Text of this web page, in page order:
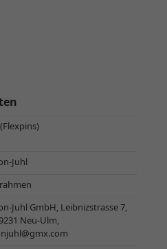
Juhl
Juhl GmbH, Leibnizstrasse 7,
Neu-Ulm,